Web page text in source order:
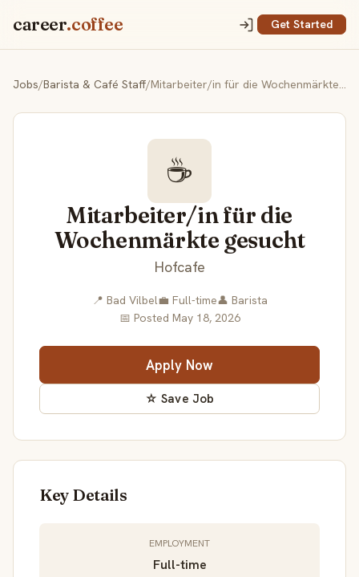
career.coffee Get Started
Jobs/Barista & Café Staff/ Mitarbeiter/in für die Wochenmärkte gesucht
☕
Mitarbeiter/in für die
Wochenmärkte gesucht
Hofcafe
📍 Bad Vilbel💼 Full-time👤 Barista
📅 Posted May 18, 2026
Apply Now
☆ Save Job
Key Details
EMPLOYMENT
Full-time